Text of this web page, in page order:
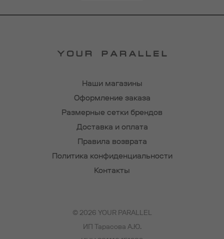
Наши магазины
Оформление заказа
Размерные сетки брендов
Доставка и оплата
Правила возврата
Политика конфиденциальности
Контакты
© 2026 YOUR PARALLEL
ИП Тарасова А.Ю.